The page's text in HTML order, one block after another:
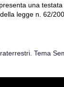
una
legge n. 62/
Tema